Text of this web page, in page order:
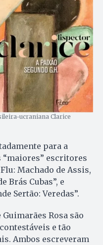
ucraniana Clarice
para a
escritores
Machado de Assis,
Brás Cubas”, e
Sertão: Veredas”.
Rosa são
e tão
Ambos escreveram